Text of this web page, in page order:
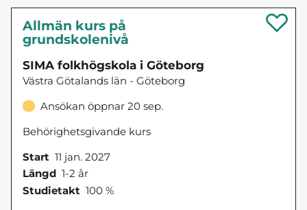
Allmän kurs på
grundskolenivå
SIMA folkhögskola i Göteborg
Västra Götalands län - Göteborg
Ansökan öppnar 20 sep.
Behörighetsgivande kurs
Start 11 jan. 2027
Längd 1-2 år
Studietakt 100 %